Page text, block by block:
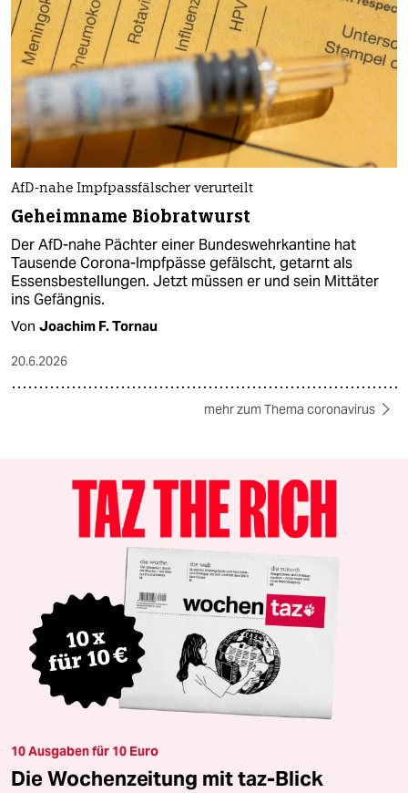
AfD-nahe Impfpassfälscher verurteilt
Geheimname Biobratwurst
Der AfD-nahe Pächter einer Bundeswehrkantine hat
Tausende Corona-Impfpässe gefälscht, getarnt als
Essensbestellungen. Jetzt müssen er und sein Mittäter
ins Gefängnis.
Von Joachim F. Tornau
20.6.2026
mehr zum Thema coronavirus
10 Ausgaben für 10 Euro
Die Wochenzeitung mit taz-Blick